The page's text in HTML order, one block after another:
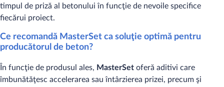
timpul de priză al betonului în funcţie de nevoile specifice
fiecărui proiect.
Ce recomandă MasterSet ca soluţie optimă pentru
producătorul de beton?
În funcţie de produsul ales, MasterSet oferă aditivi care
îmbunătăţesc accelerarea sau întârzierea prizei, precum şi